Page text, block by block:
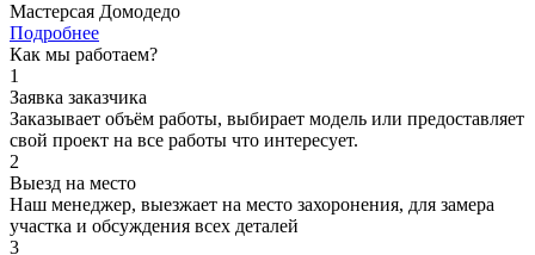
Мастерсая Домодедо
Подробнее
Как мы работаем?
1
Заявка заказчика
Заказывает объём работы, выбирает модель или предоставляет
свой проект на все работы что интересует.
2
Выезд на место
Наш менеджер, выезжает на место захоронения, для замера
участка и обсуждения всех деталей
3